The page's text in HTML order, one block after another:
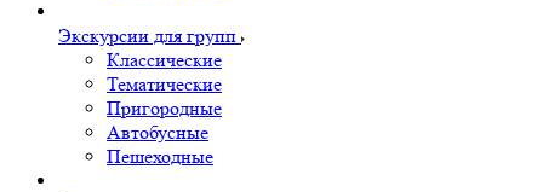
Экскурсии для групп
Классические
Тематические
Пригородные
Автобусные
Пешеходные